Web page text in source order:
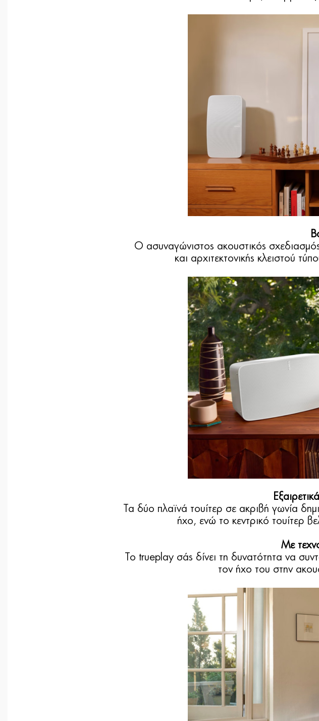
Ο ασυναγώνιστος ακουστικός
και αρχιτεκτονικής κλειστού
Τα δύο πλαϊνά τουίτερ σε ακριβή γωνία
ήχο, ενώ το κεντρικό τουίτερ
Με
Το trueplay σάς δίνει τη δυνατότητα να
τον ήχο του στην